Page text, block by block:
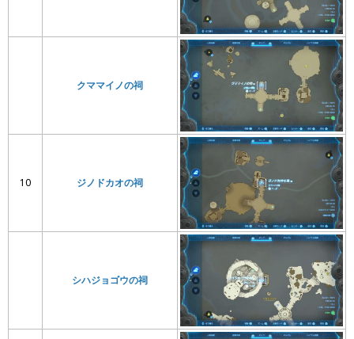
クママイノの祠
10 ジノドカオの祠
シハジョゴウの祠